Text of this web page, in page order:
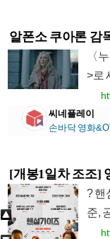
알폰소 쿠아론 감
〈
>로
씨네플레이
손바닥 영화
[개봉1일차 조조]
? 핸
준,